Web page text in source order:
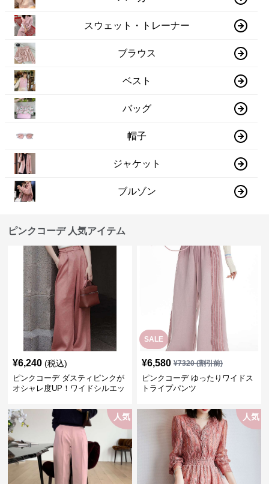
スウェット・トレーナー
ブラウス
ベスト
バッグ
帽子
ジャケット
ブルゾン
ピンクコーデ 人気アイテム
¥6,240 (税込)
ピンクコーデ ダスティピンクが
オシャレ度UP！ワイドシルエッ
SALE
¥6,580 ¥7320(割引前)
ピンクコーデ ゆったりワイドス
トライプパンツ
人気 人気